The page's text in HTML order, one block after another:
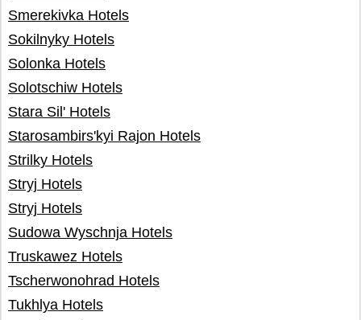
Smerekivka Hotels
Sokilnyky Hotels
Solonka Hotels
Solotschiw Hotels
Stara Sil' Hotels
Starosambirs'kyi Rajon Hotels
Strilky Hotels
Stryj Hotels
Stryj Hotels
Sudowa Wyschnja Hotels
Truskawez Hotels
Tscherwonohrad Hotels
Tukhlya Hotels